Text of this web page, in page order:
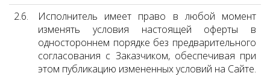
2.6.
Исполнитель имеет право в любой момент
изменять условия настоящей оферты в
одностороннем порядке без предварительного
согласования с Заказчиком, обеспечивая при
этом публикацию измененных условий на Сайте.